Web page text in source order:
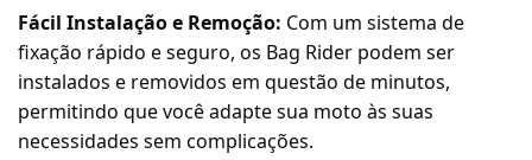
Fácil Instalação e Remoção: Com um sistema de
fixação rápido e seguro, os Bag Rider podem ser
instalados e removidos em questão de minutos,
permitindo que você adapte sua moto às suas
necessidades sem complicações.